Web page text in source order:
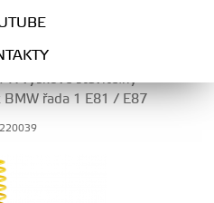
X výškově stavitelný
řada 1 E81 / E87